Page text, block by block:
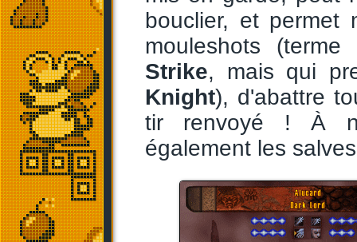
bouclier, et permet
mouleshots
Strike, mais qui
Knight), d'abattre
tir renvoyé ! À
également les